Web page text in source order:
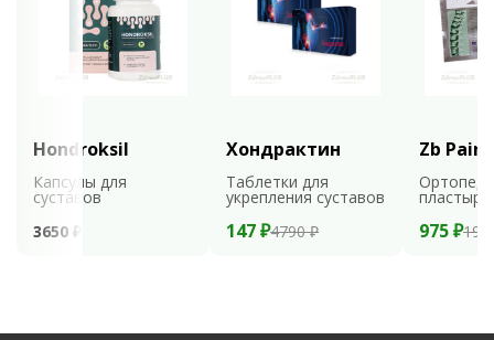
Hondroksil
Капсулы для
суставов
3650 ₽
Хондрактин
Таблетки для
укрепления суставов
147 ₽4790 ₽
Zb Pain
пластыри
975 ₽